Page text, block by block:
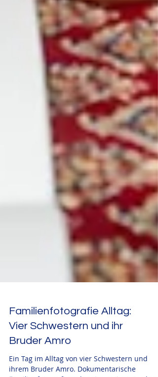
Familienfotografie Alltag:
Vier Schwestern und ihr
Bruder Amro